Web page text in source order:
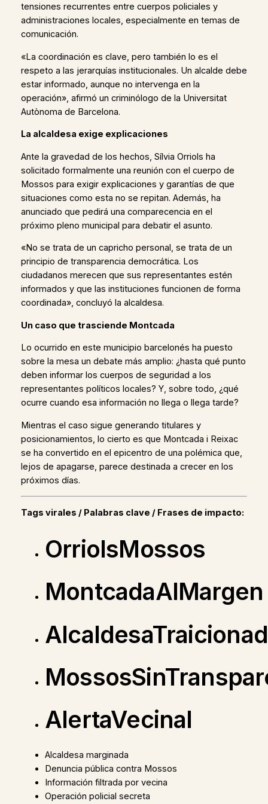
tensiones recurrentes entre cuerpos policiales y
administraciones locales, especialmente en temas de
comunicación.
«La coordinación es clave, pero también lo es el
respeto a las jerarquías institucionales. Un alcalde debe
estar informado, aunque no intervenga en la
operación», afirmó un criminólogo de la Universitat
Autònoma de Barcelona.
La alcaldesa exige explicaciones
Ante la gravedad de los hechos, Sílvia Orriols ha
solicitado formalmente una reunión con el cuerpo de
Mossos para exigir explicaciones y garantías de que
situaciones como esta no se repitan. Además, ha
anunciado que pedirá una comparecencia en el
próximo pleno municipal para debatir el asunto.
«No se trata de un capricho personal, se trata de un
principio de transparencia democrática. Los
ciudadanos merecen que sus representantes estén
informados y que las instituciones funcionen de forma
coordinada», concluyó la alcaldesa.
Un caso que trasciende Montcada
Lo ocurrido en este municipio barcelonés ha puesto
sobre la mesa un debate más amplio: ¿hasta qué punto
deben informar los cuerpos de seguridad a los
representantes políticos locales? Y, sobre todo, ¿qué
ocurre cuando esa información no llega o llega tarde?
Mientras el caso sigue generando titulares y
posicionamientos, lo cierto es que Montcada i Reixac
se ha convertido en el epicentro de una polémica que,
lejos de apagarse, parece destinada a crecer en los
próximos días.
Tags virales / Palabras clave / Frases de impacto:
OrriolsMossos
MontcadaAlMargen
AlertaVecinal
Alcaldesa marginada
Denuncia pública contra Mossos
Información filtrada por vecina
Operación policial secreta